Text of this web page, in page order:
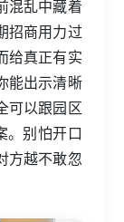
混乱中藏着
招商用力过
给真正有实
能出示清晰
可以跟园区
。别怕开口
方越不敢忽